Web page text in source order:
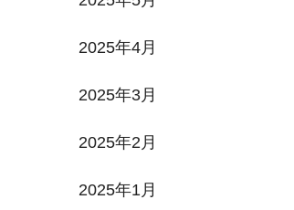
2025年4月
2025年3月
2025年2月
2025年1月